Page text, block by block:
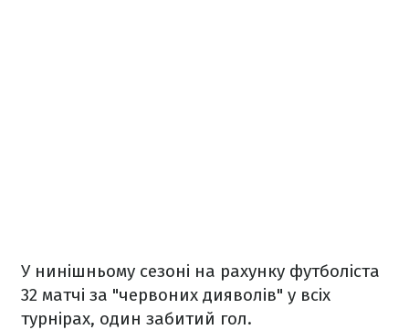
У нинішньому сезоні на рахунку футболіста
32 матчі за "червоних дияволів" у всіх
турнірах, один забитий гол.